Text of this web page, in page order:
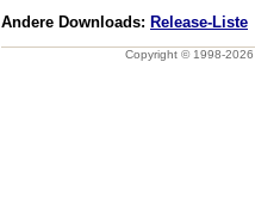
Andere Downloads: Release-Liste
Copyright © 1998-